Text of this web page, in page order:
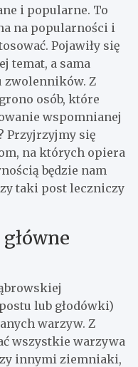
i popularne. To
na popularności i
Pojawiły się
temat, a sama
zwolenników. Z
osób, które
wspomnianej
Przyjrzyjmy się
na których opiera
będzie nam
taki post leczniczy
lub głodówki)
warzyw. Z
wszystkie warzywa
innymi ziemniaki,